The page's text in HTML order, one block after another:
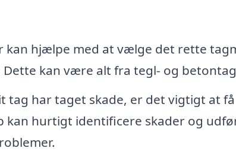
kan hjælpe med at vælge det rette
kan være alt fra tegl- og
tag har taget skade, er det vigtigt at
hurtigt identificere skader og